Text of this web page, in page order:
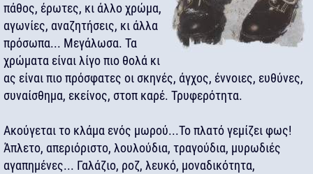
πάθος, έρωτες, κι άλλο χρώμα,
αγωνίες, αναζητήσεις, κι άλλα
πρόσωπα... Μεγάλωσα. Τα
χρώματα είναι λίγο πιο θολά κι
ας είναι πιο πρόσφατες οι σκηνές, άγχος, έννοιες, ευθύνες,
συναίσθημα, εκείνος, στοπ καρέ. Τρυφερότητα.
Ακούγεται το κλάμα ενός μωρού...Το πλατό γεμίζει φως!
Άπλετο, απεριόριστο, λουλούδια, τραγούδια, μυρωδιές
αγαπημένες... Γαλάζιο, ροζ, λευκό, μοναδικότητα,